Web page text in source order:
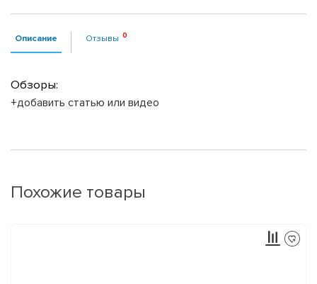
Описание Отзывы
Обзоры:
+добавить статью или видео
Похожие товары